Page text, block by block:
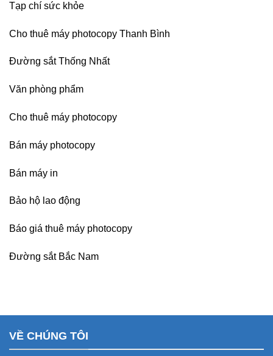
Tạp chí sức khỏe
Cho thuê máy photocopy Thanh Bình
Đường sắt Thống Nhất
Văn phòng phẩm
Cho thuê máy photocopy
Bán máy photocopy
Bán máy in
Bảo hộ lao động
Báo giá thuê máy photocopy
Đường sắt Bắc Nam
VỀ CHÚNG TÔI